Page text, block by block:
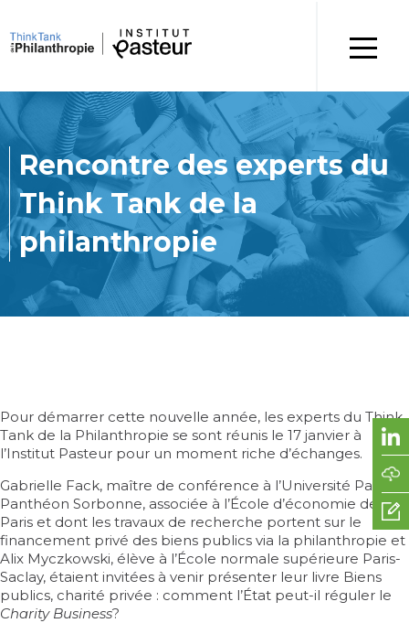
Rencontre des experts du
Think Tank de la
philanthropie
Pour démarrer cette nouvelle année, les experts du Think
Tank de la Philanthropie se sont réunis le 17 janvier à
l’Institut Pasteur pour un moment riche d’échanges.
Gabrielle Fack, maître de conférence à l’Université Paris 1
Panthéon Sorbonne, associée à l’École d’économie de
Paris et dont les travaux de recherche portent sur le
financement privé des biens publics via la philanthropie et
Alix Myczkowski, élève à l’École normale supérieure Paris-
Saclay, étaient invitées à venir présenter leur livre Biens
publics, charité privée : comment l’État peut-il réguler le
Charity Business?